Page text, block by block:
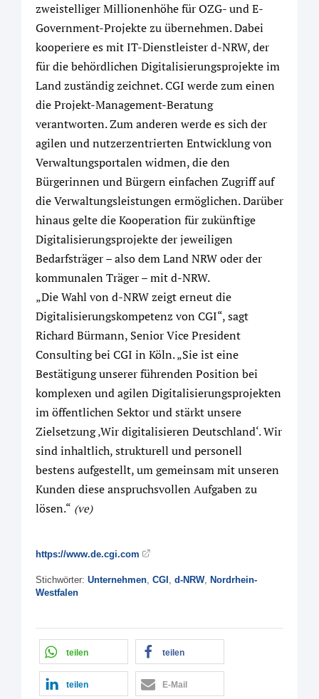
zweistelliger Millionenhöhe für OZG- und E-
Government-Projekte zu übernehmen. Dabei
kooperiere es mit IT-Dienstleister d-NRW, der
für die behördlichen Digitalisierungsprojekte im
Land zuständig zeichnet. CGI werde zum einen
die Projekt-Management-Beratung
verantworten. Zum anderen werde es sich der
agilen und nutzerzentrierten Entwicklung von
Verwaltungsportalen widmen, die den
Bürgerinnen und Bürgern einfachen Zugriff auf
die Verwaltungsleistungen ermöglichen. Darüber
hinaus gelte die Kooperation für zukünftige
Digitalisierungsprojekte der jeweiligen
Bedarfsträger – also dem Land NRW oder der
kommunalen Träger – mit d-NRW.
„Die Wahl von d-NRW zeigt erneut die
Digitalisierungskompetenz von CGI“, sagt
Richard Bürmann, Senior Vice President
Consulting bei CGI in Köln. „Sie ist eine
Bestätigung unserer führenden Position bei
komplexen und agilen Digitalisierungsprojekten
im öffentlichen Sektor und stärkt unsere
Zielsetzung ‚Wir digitalisieren Deutschland‘. Wir
sind inhaltlich, strukturell und personell
bestens aufgestellt, um gemeinsam mit unseren
Kunden diese anspruchsvollen Aufgaben zu
lösen.“ (ve)
https://www.de.cgi.com
Stichwörter: Unternehmen, CGI , d-NRW, Nordrhein-
Westfalen
teilen teilen
teilen E-Mail